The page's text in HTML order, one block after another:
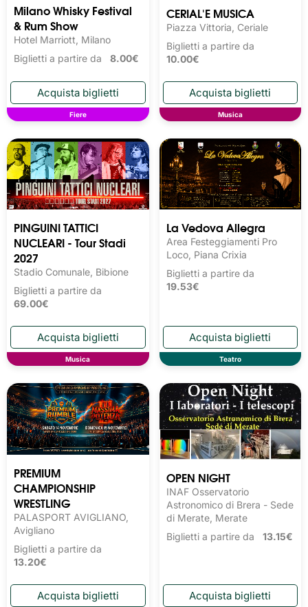
Milano Whisky Festival
& Rum Show
Hotel Marriott, Milano
Biglietti a partire da 8.00€
Fiere
CERIAL'E MUSICA
Piazza Vittoria, Ceriale
Biglietti a partire da
10.00€
Musica
PINGUINI TATTICI
NUCLEARI - Tour Stadi
2027
Stadio Comunale, Bibione
Biglietti a partire da
69.00€
Musica
La Vedova Allegra
Area Festeggiamenti Pro
Loco, Piana Crixia
Biglietti a partire da
19.53€
Teatro
PREMIUM
CHAMPIONSHIP
WRESTLING
PALASPORT AVIGLIANO,
Avigliano
Biglietti a partire da
13.20€
OPEN NIGHT
INAF Osservatorio
Astronomico di Brera - Sede
di Merate, Merate
Biglietti a partire da 13.15€